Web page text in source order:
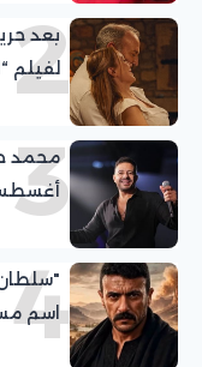
2
بعد
لفيلم
3
4
اسم